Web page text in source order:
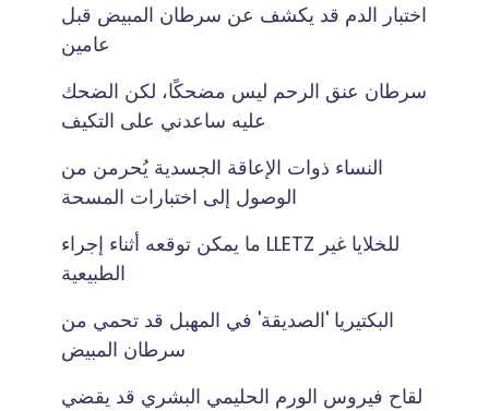
اختبار الدم قد يكشف عن سرطان المبيض قبل
عامين
سرطان عنق الرحم ليس مضحكًا، لكن الضحك
عليه ساعدني على التكيف
النساء ذوات الإعاقة الجسدية يُحرمن من
الوصول إلى اختبارات المسحة
ما يمكن توقعه أثناء إجراء LLETZ للخلايا غير
الطبيعية
البكتيريا 'الصديقة' في المهبل قد تحمي من
سرطان المبيض
لقاح فيروس الورم الحليمي البشري قد يقضي